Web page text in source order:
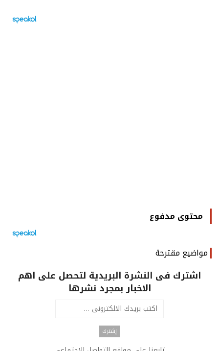
محتوى مدفوع
مواضيع مقترحة
اشترك فى النشرة البريدية لتحصل على اهم
الاخبار بمجرد نشرها